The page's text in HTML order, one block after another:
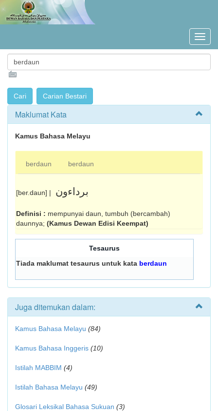
Maklumat Kata
Kamus Bahasa Melayu
berdaun berdaun
[ber.daun] | برداءون
Definisi : mempunyai daun, tumbuh (ber­cambah)
daunnya; (Kamus Dewan Edisi Keempat)
Tesaurus
Tiada maklumat tesaurus untuk kata berdaun
Juga ditemukan dalam:
Kamus Bahasa Melayu (84)
Kamus Bahasa Inggeris (10)
Istilah MABBIM (4)
Istilah Bahasa Melayu (49)
Glosari Leksikal Bahasa Sukuan (3)